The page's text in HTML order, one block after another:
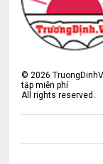
©2026
tập miễn phí
All rights reserved.